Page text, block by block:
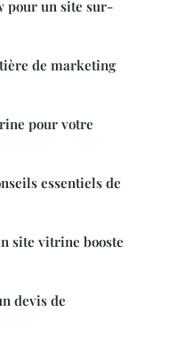
pour un site sur-
de marketing
pour votre
essentiels de
site vitrine booste
devis de